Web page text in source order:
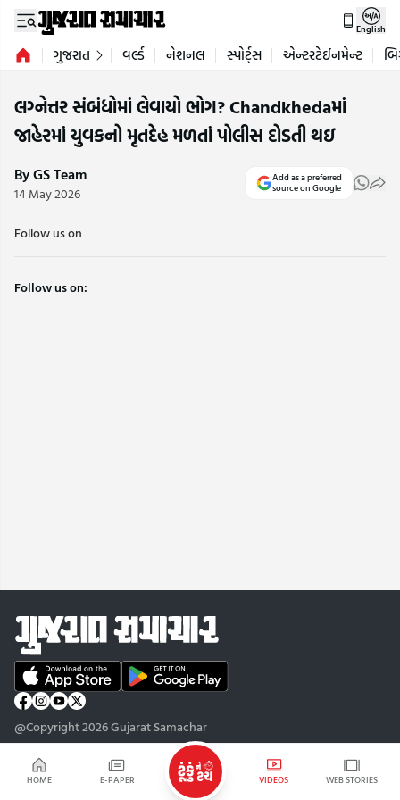
HOME E-PAPER VIDEOS WEB STORIES
English
ગુજરાત વર્લ્ડ નેશનલ સ્પોર્ટ્સ એન્ટરટેઈનમેન્ટ
લગ્નેત્તર સંબંધોમાં લેવાયો ભોગ? Chandkhedaમાં
જાહેરમાં યુવકનો મૃતદેહ મળતાં પોલીસ દોડતી થઇ
By GS Team
14 May 2026
Add as a preferred
source on Google
Follow us on
Follow us on:
@Copyright 2026 Gujarat Samachar